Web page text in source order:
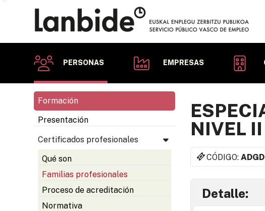
PERSONAS EMPRESAS
Formación
Presentación
Certificados profesionales
Qué son
Familias profesionales
Proceso de acreditación
Normativa
NIVEL II
CÓDIGO:
Detalle: